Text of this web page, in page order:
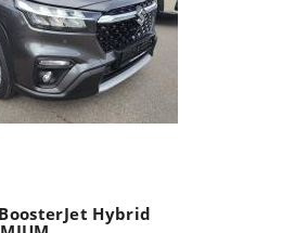
BoosterJet Hybrid